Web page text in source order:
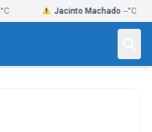
Jacinto Machado --°C